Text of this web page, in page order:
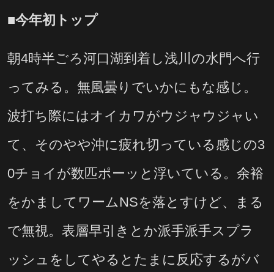
■今年初トップ
朝4時半ごろ河口湖到着し浅川の水門へ行
ってみる。無風曇りでいかにもな感じ。
波打ち際にはオイカワがウジャウジャい
て、そのやや沖に疲れ切っている感じの3
0チョイが数匹ポーッと浮いている。余裕
をかましてワームNSを落とすけど、まる
で無視。表層早引きとか派手派手スプラ
ッシュをしてやるとたまに反応するがバ